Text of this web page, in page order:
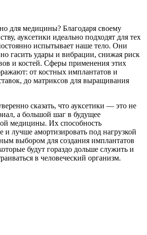
для медицины? Благодаря своему
ауксетики идеально подходят для тех
испытывает наше тело. Они
гасить удары и вибрации, снижая риск
и костей. Сферы применения этих
от костных имплантатов и
до матриксов для выращивания
сказать, что ауксетики — это не
а большой шаг в будущее
медицины. Их способность
и лучше амортизировать под нагрузкой
выбором для создания имплантатов
будут гораздо дольше служить и
в человеческий организм.